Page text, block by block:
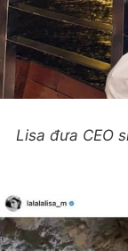
Lisa đưa CEO